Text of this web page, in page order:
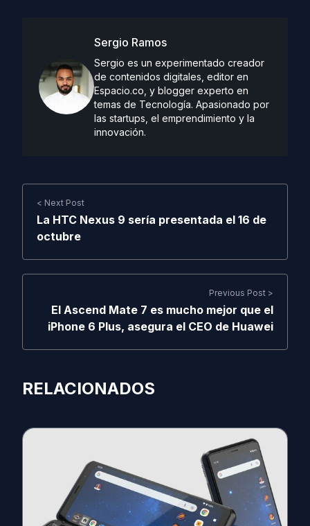
Sergio Ramos
Sergio es un experimentado creador
de contenidos digitales, editor en
Espacio.co, y blogger experto en
temas de Tecnología. Apasionado por
las startups, el emprendimiento y la
innovación.
< Next Post
La HTC Nexus 9 sería presentada el 16 de
octubre
Previous Post >
El Ascend Mate 7 es mucho mejor que el
iPhone 6 Plus, asegura el CEO de Huawei
RELACIONADOS